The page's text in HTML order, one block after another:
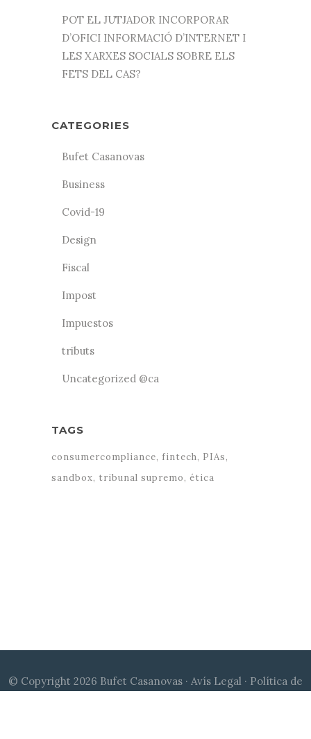
POT EL JUTJADOR INCORPORAR
D’OFICI INFORMACIÓ D’INTERNET I
LES XARXES SOCIALS SOBRE ELS
FETS DEL CAS?
CATEGORIES
Bufet Casanovas
Business
Covid-19
Design
Fiscal
Impost
Impuestos
tributs
Uncategorized @ca
TAGS
consumercompliance fintech PIAs
sandbox tribunal supremo ética
© Copyright 2026 Bufet Casanovas · Avís Legal · Política de